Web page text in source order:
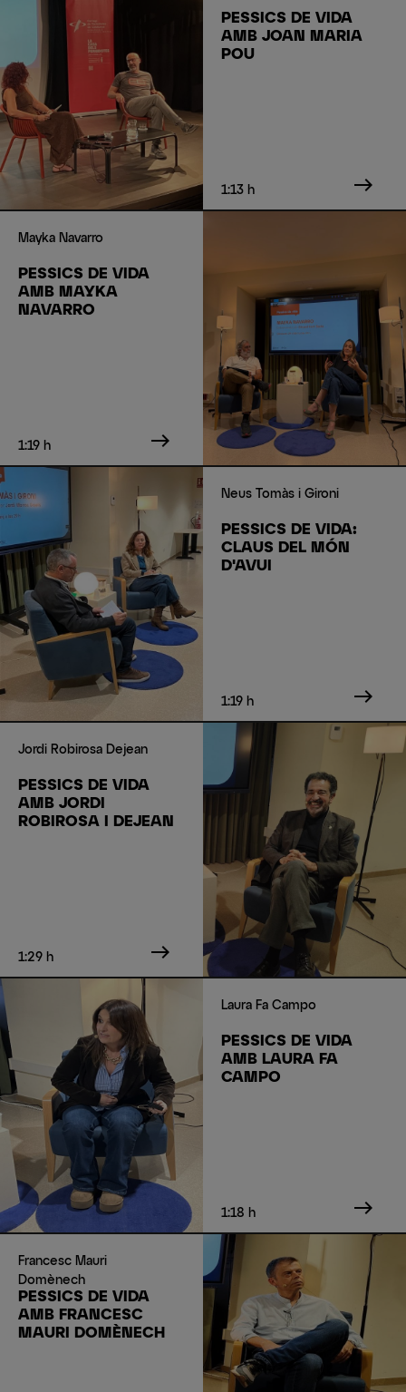
PESSICS DE VIDA
AMB JOAN MARIA
POU
1:13 h east
Mayka Navarro
PESSICS DE VIDA
AMB MAYKA
NAVARRO
1:19 h east
Neus Tomàs i Gironi
PESSICS DE VIDA:
CLAUS DEL MÓN
D'AVUI
1:19 h east
Jordi Robirosa Dejean
PESSICS DE VIDA
AMB JORDI
ROBIROSA I DEJEAN
1:29 h east
Laura Fa Campo
PESSICS DE VIDA
AMB LAURA FA
CAMPO
1:18 h east
Francesc Mauri
Domènech
PESSICS DE VIDA
AMB FRANCESC
MAURI DOMÈNECH